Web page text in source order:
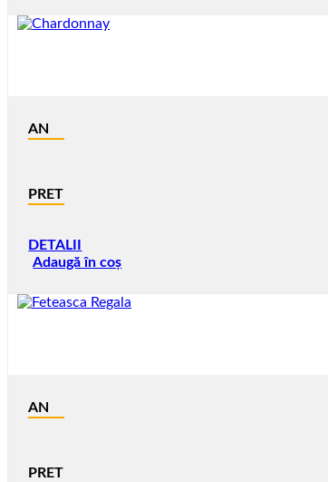
AN
PRET
DETALII
Adaugă în coș
AN
PRET